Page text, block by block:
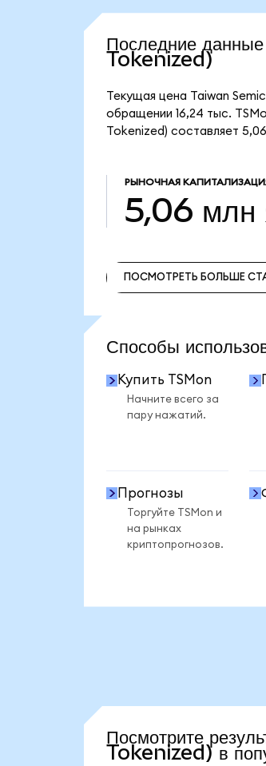
Последние
Tokenized)
Текущая цена Taiwan
обращении 16,24 тыс.
Tokenized) составляет
РЫНОЧНАЯ
5,06 млн
ПОСМОТРЕТЬ БОЛЬШЕ
Способы
Купить TSMon
Начните всего за
пару нажатий.
Прогнозы
Торгуйте TSMon и
на рынках
криптопрогнозов.
Посмотрите
Tokenized) в